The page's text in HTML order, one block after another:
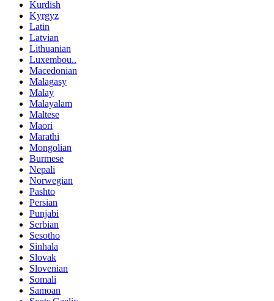
Kurdish
Kyrgyz
Latin
Latvian
Lithuanian
Luxembou..
Macedonian
Malagasy
Malay
Malayalam
Maltese
Maori
Marathi
Mongolian
Burmese
Nepali
Norwegian
Pashto
Persian
Punjabi
Serbian
Sesotho
Sinhala
Slovak
Slovenian
Somali
Samoan